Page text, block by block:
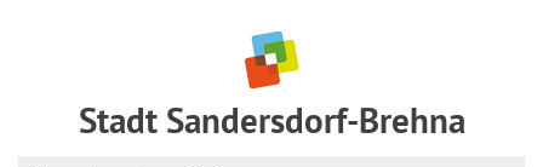
Stadt Sandersdorf-Brehna